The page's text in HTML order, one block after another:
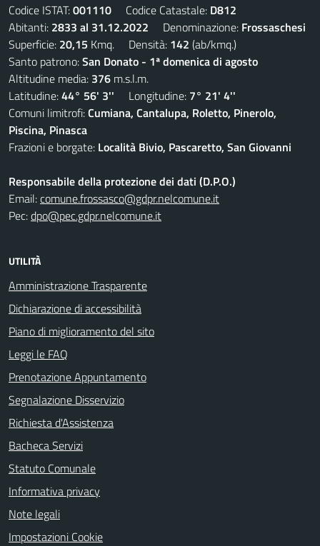
Codice ISTAT:001110 Codice Catastale: D812
Abitanti: 2833 al 31.12.2022 Denominazione: Frossaschesi
Superficie: 20,15 Kmq. Densità: 142 (ab/kmq.)
Santo patrono:San Donato - 1ª domenica di agosto
Altitudine media: 376 m.s.l.m.
Latitudine:44° 56' 3'' Longitudine: 7° 21' 4''
Comuni limitrofi:Cumiana, Cantalupa, Roletto, Pinerolo,
Piscina, Pinasca
Frazioni e borgate: Località Bivio, Pascaretto, San Giovanni
Responsabile della protezione dei dati (D.P.O.)
Email:comune.frossasco@gdpr.nelcomune.it
Pec:dpo@pec.gdpr.nelcomune.it
UTILITÀ
Amministrazione Trasparente
Dichiarazione di accessibilità
Piano di miglioramento del sito
Leggi le FAQ
Prenotazione Appuntamento
Segnalazione Disservizio
Richiesta d'Assistenza
Bacheca Servizi
Statuto Comunale
Informativa privacy
Note legali
Impostazioni Cookie